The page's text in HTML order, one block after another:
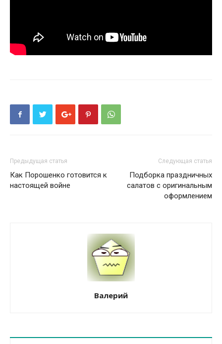
Предыдущая статья
Как Порошенко готовится к
настоящей войне
Следующая статья
Подборка праздничных
салатов с оригинальным
оформлением
Валерий